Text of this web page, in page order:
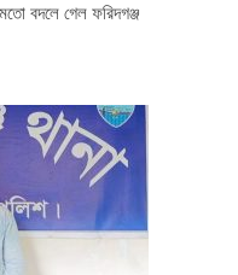
মতো বদলে গেল ফরিদগঞ্জ